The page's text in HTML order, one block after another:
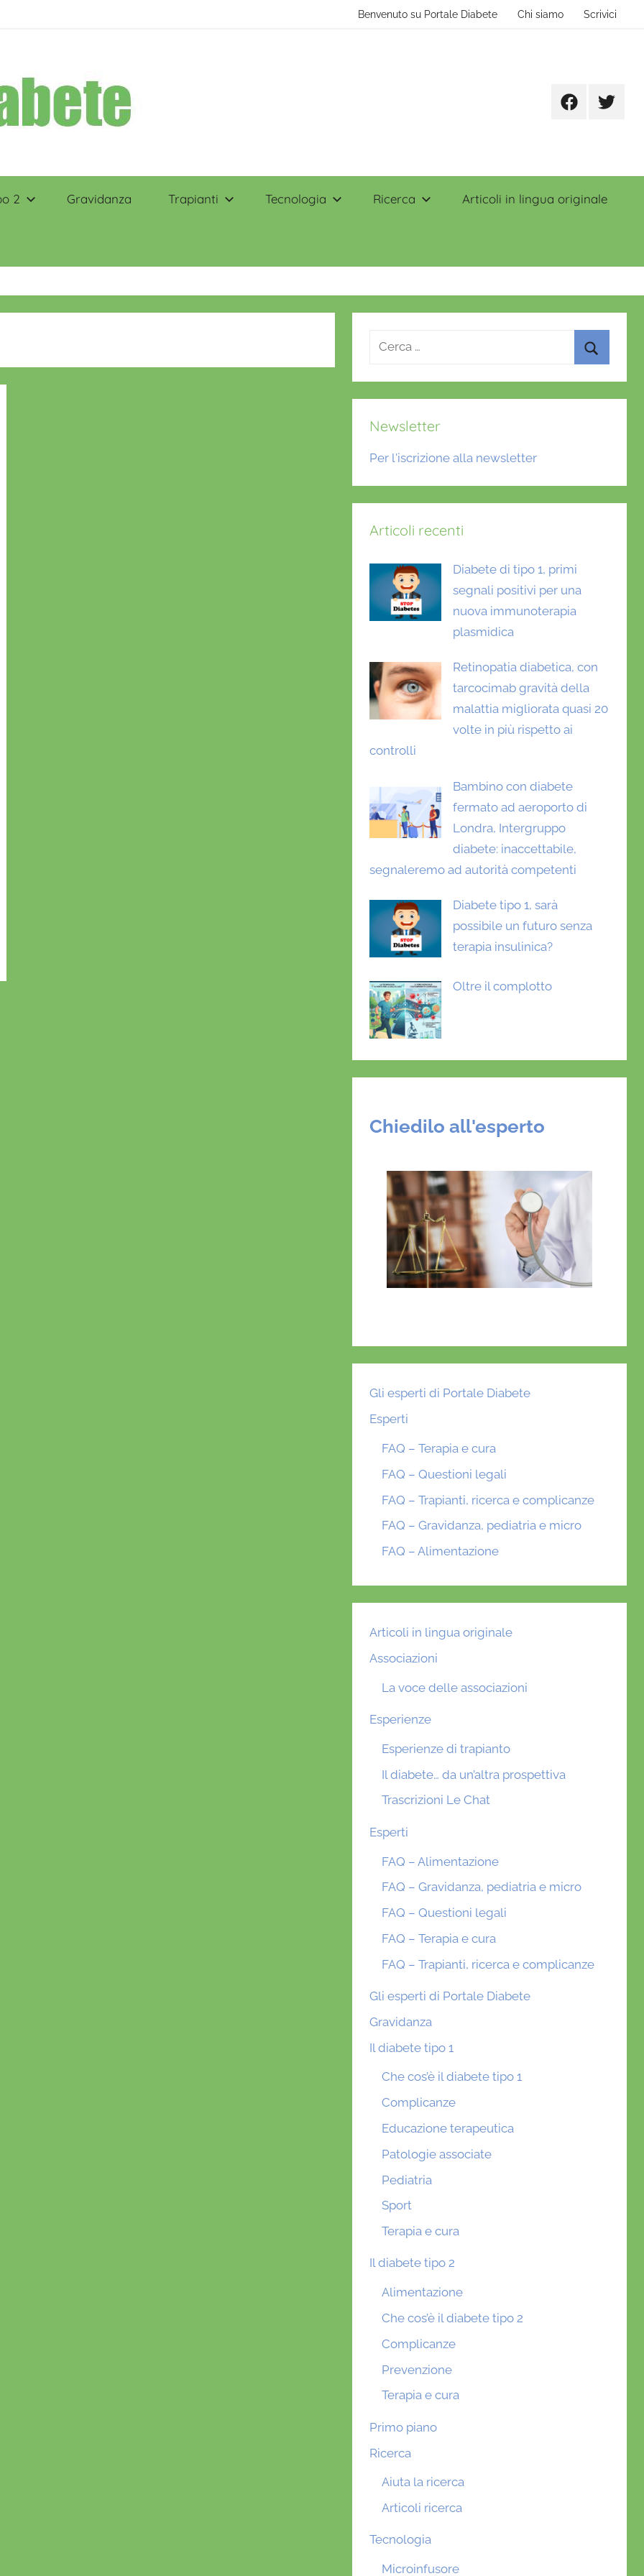
Benvenuto su Portale Diabete Chi siamo Scrivici
FacebookTwitter
2 Gravidanza Trapianti Tecnologia Ricerca Articoli in lingua originale
Ricerca
Newsletter
Per l'iscrizione alla newsletter
Articoli recenti
Diabete di tipo 1, primi
segnali positivi per una
nuova immunoterapia
plasmidica
Retinopatia diabetica, con
tarcocimab gravità della
malattia migliorata quasi 20
volte in più rispetto ai
controlli
Bambino con diabete
fermato ad aeroporto di
Londra, Intergruppo
diabete: inaccettabile,
segnaleremo ad autorità competenti
Diabete tipo 1, sarà
possibile un futuro senza
terapia insulinica?
Oltre il complotto
Chiedilo all'esperto
Gli esperti di Portale Diabete
Esperti
FAQ – Terapia e cura
FAQ – Questioni legali
FAQ – Trapianti, ricerca e complicanze
FAQ – Gravidanza, pediatria e micro
FAQ – Alimentazione
Articoli in lingua originale
Associazioni
La voce delle associazioni
Esperienze
Esperienze di trapianto
Il diabete… da un’altra prospettiva
Trascrizioni Le Chat
Esperti
FAQ – Alimentazione
FAQ – Gravidanza, pediatria e micro
FAQ – Questioni legali
FAQ – Terapia e cura
FAQ – Trapianti, ricerca e complicanze
Gli esperti di Portale Diabete
Gravidanza
Il diabete tipo 1
Che cos’è il diabete tipo 1
Complicanze
Educazione terapeutica
Patologie associate
Pediatria
Sport
Terapia e cura
Il diabete tipo 2
Alimentazione
Che cos’è il diabete tipo 2
Complicanze
Prevenzione
Terapia e cura
Primo piano
Ricerca
Aiuta la ricerca
Articoli ricerca
Tecnologia
Microinfusore